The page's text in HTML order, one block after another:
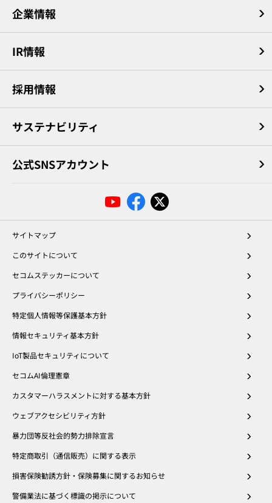
企業情報
IR情報
採用情報
サステナビリティ
公式SNSアカウント
サイトマップ
このサイトについて
セコムステッカーについて
プライバシーポリシー
特定個人情報等保護基本方針
情報セキュリティ基本方針
IoT製品セキュリティについて
セコムAI倫理憲章
カスタマーハラスメントに対する基本方針
ウェブアクセシビリティ方針
暴力団等反社会的勢力排除宣言
特定商取引（通信販売）に関する表示
損害保険勧誘方針・保険募集に関するお知らせ
警備業法に基づく標識の掲示について